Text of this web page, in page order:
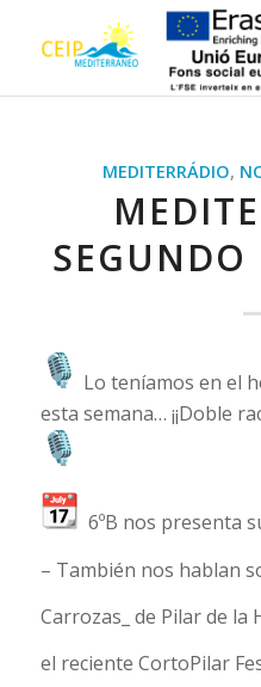
MEDITERRÁDIO,
SEGUNDO
Lo teníamos en el
esta semana… ¡¡Doble
6ºB nos presenta
– También nos hablan
Carrozas_ de Pilar de la
el reciente CortoPilar